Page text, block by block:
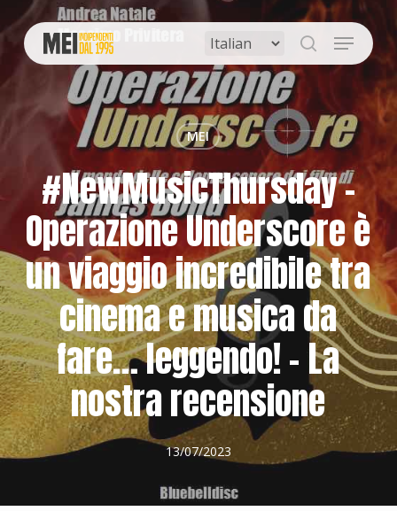
Skip
to
main
search
Menu
MEI
#NewMusicThursday –
Operazione Underscore è
un viaggio incredibile tra
cinema e musica da
fare… leggendo! – La
nostra recensione
13/07/2023